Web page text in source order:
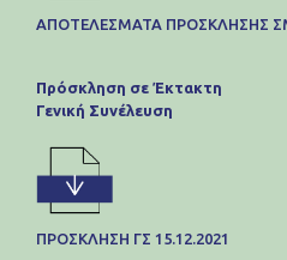
ΑΠΟΤΕΛΈΣΜΑΤΑ ΠΡΟΣΚΛΗΣΗΣ
Πρόσκληση σε Έκτακτη
Γενική Συνέλευση
ΠΡΟΣΚΛΗΣΗ ΓΣ 15.12.2021